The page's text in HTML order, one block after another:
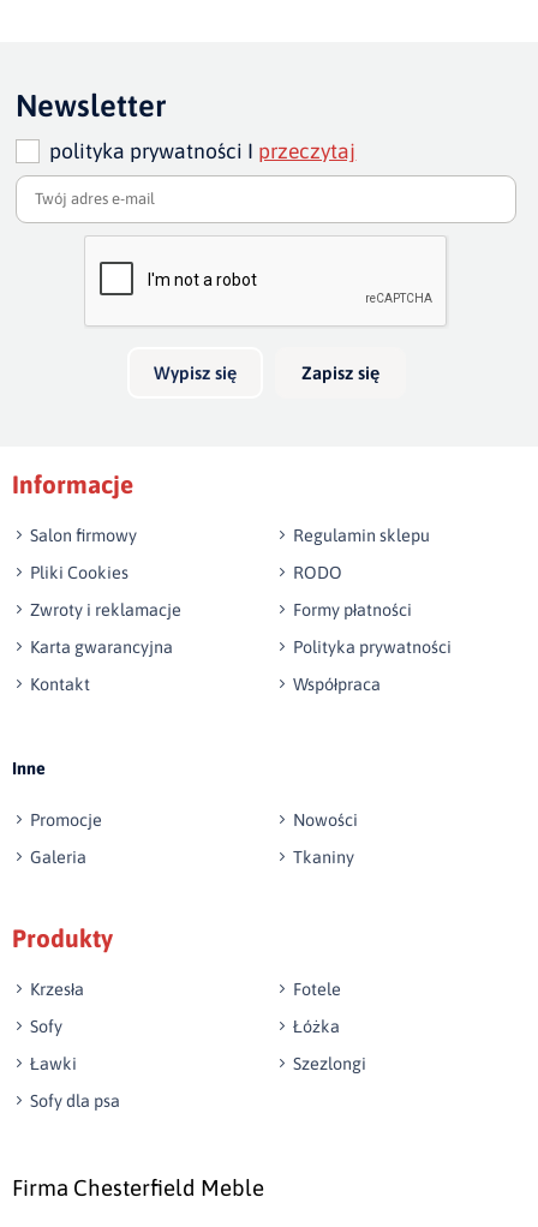
Dodaj opinię o produkcie
Twoja ocena
Bardzo dobry
Twoja opinia o produkcie
Wyślij opinię
Newsletter
polityka prywatności I przeczytaj
Wypisz się Zapisz się
Informacje
Salon firmowy
Regulamin sklepu
Pliki Cookies
RODO
Zwroty i reklamacje
Formy płatności
Karta gwarancyjna
Polityka prywatności
Kontakt
Współpraca
Inne
Promocje
Nowości
Galeria
Tkaniny
Produkty
Krzesła
Fotele
Sofy
Łóżka
Ławki
Szezlongi
Sofy dla psa
Firma Chesterfield Meble